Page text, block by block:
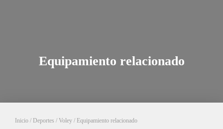
Equipamiento relacionado
Inicio / Deportes / Voley / Equipamiento relacionado